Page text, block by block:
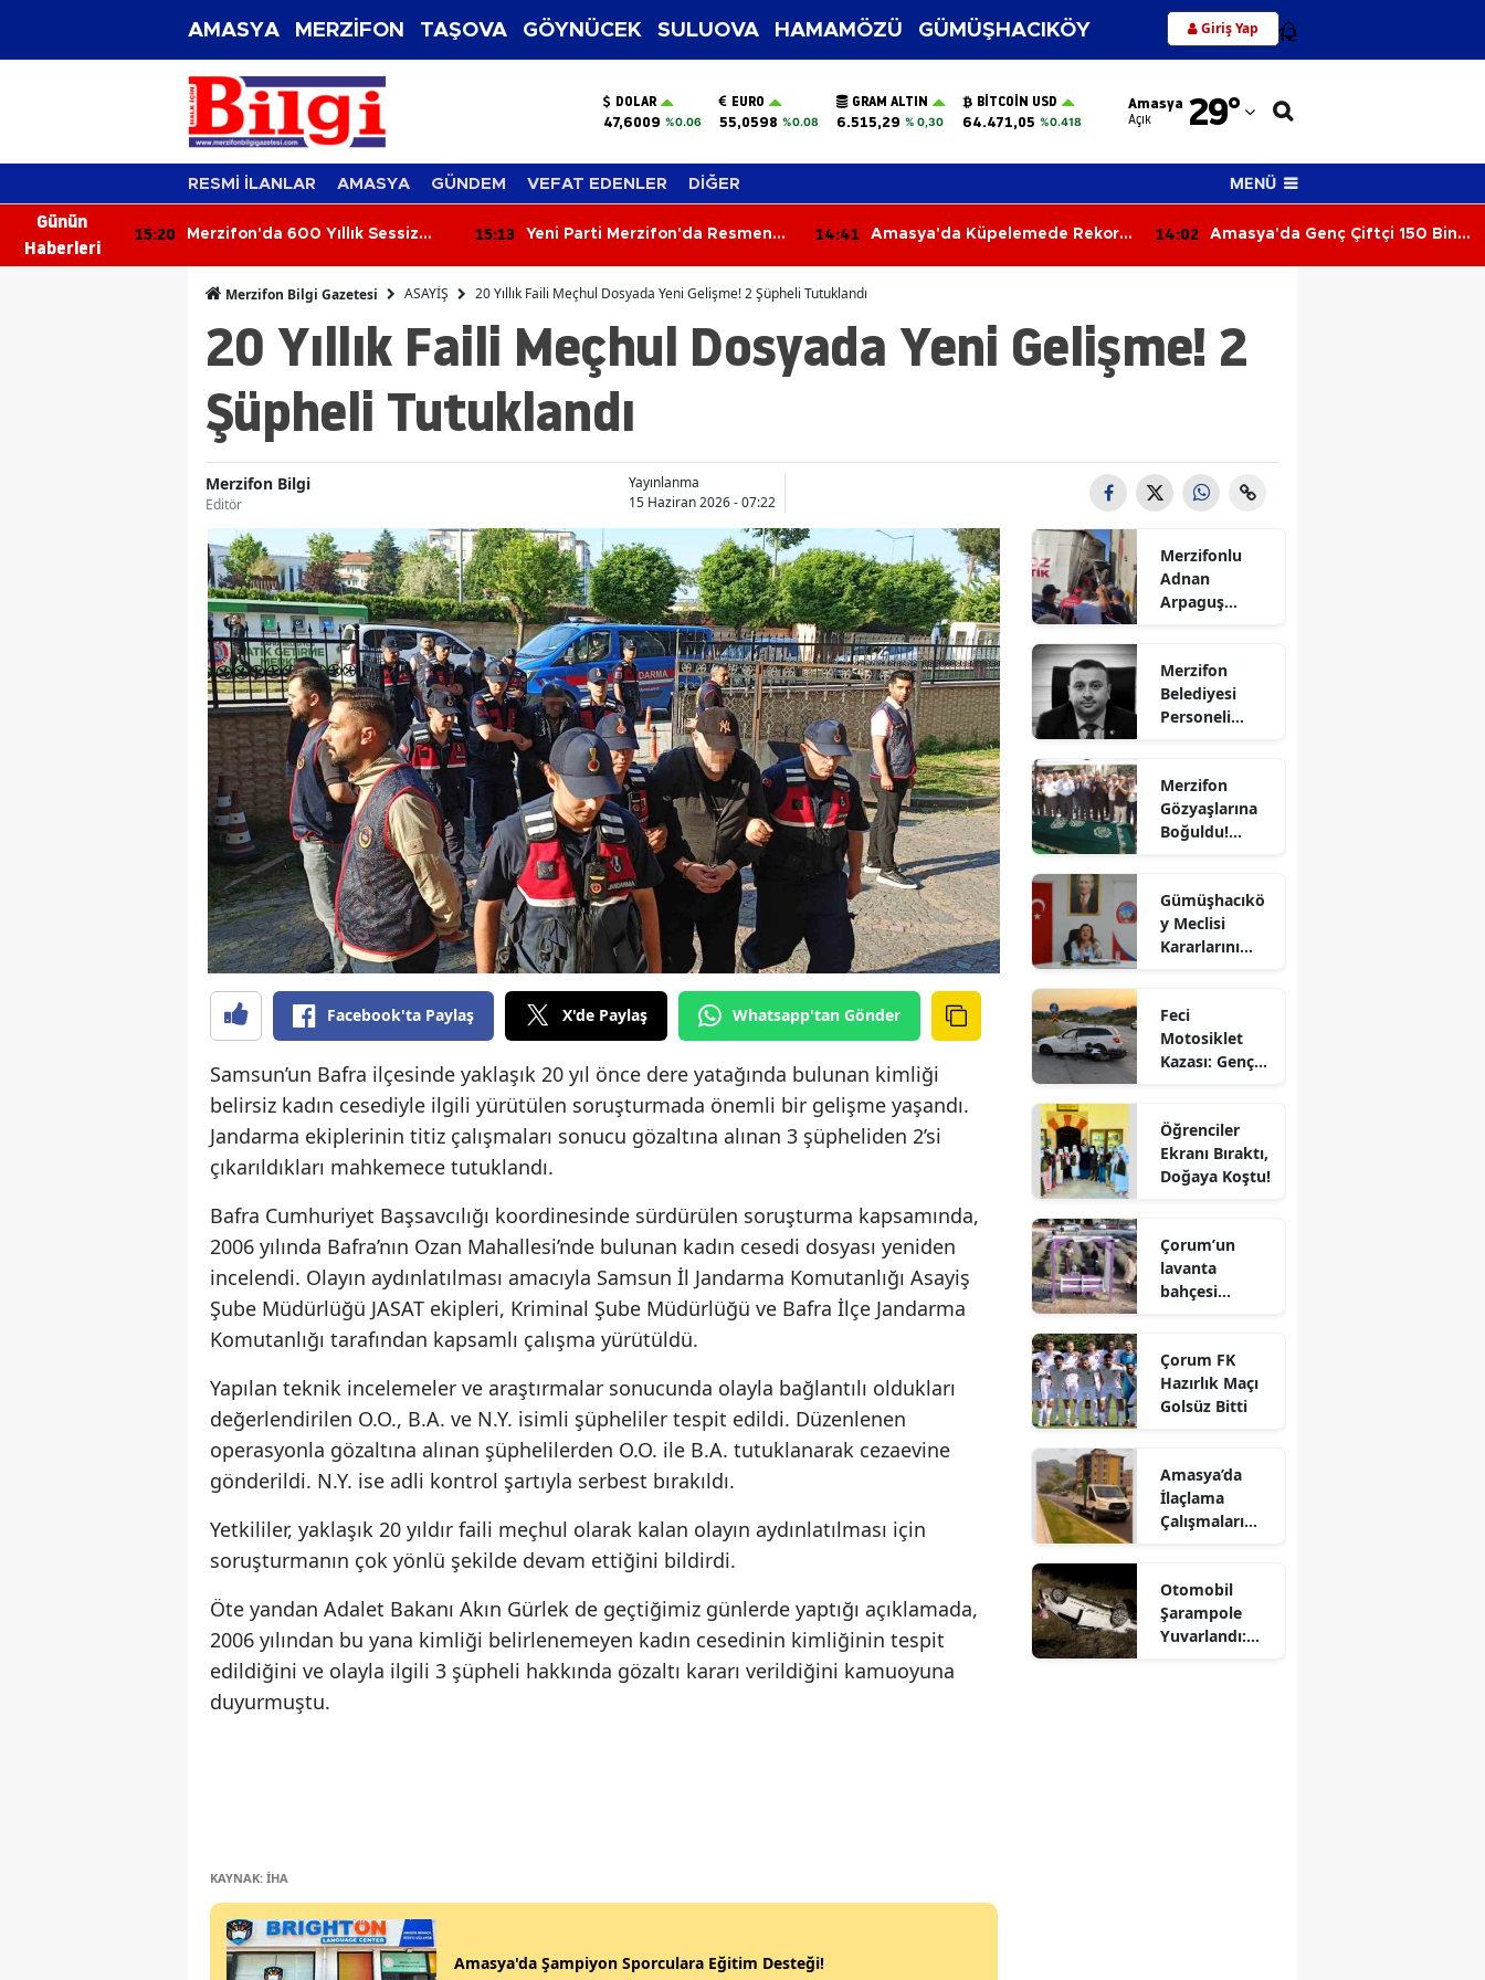
AMASYA MERZİFON TAŞOVA GÖYNÜCEK SULUOVA HAMAMÖZÜ GÜMÜŞHACIKÖY Giriş Yap 12
DOLAR
47,6009 %0.06
EURO
55,0598 %0.08
GRAM ALTIN
6.515,29 % 0,30
BITCOIN USD
64.471,05 %0.418
Amasya
Açık 29°
Adana
Adıyaman
Ağrı
Amasya
Antalya
Balıkesir
Bilecik
Bingöl
Bitlis
Burdur
Çanakkale
Çankırı
Denizli
Edirne
Elazığ
Erzurum
Gaziantep
Giresun
Hakkari
Isparta
Mersin
İzmir
RESMİ İLANLAR AMASYA GÜNDEM VEFAT EDENLER DİĞER MENÜ
Günün
Haberleri
Ziyaret
15:20
Merzifon'da 600 Yıllık Sessiz
15:13
Yeni Parti Merzifon'da Resmen
14:41
Amasya'da Küpelemede Rekor
14:02
Amasya'da Genç Çiftçi 150 Bin
Merzifon Bilgi Gazetesi ASAYİŞ 20 Yıllık Faili Meçhul Dosyada Yeni Gelişme! 2 Şüpheli Tutuklandı
20 Yıllık Faili Meçhul Dosyada Yeni Gelişme! 2
Şüpheli Tutuklandı
Merzifon Bilgi
Editör
Yayınlanma
15 Haziran 2026 - 07:22
Facebook'ta Paylaş X'de Paylaş Whatsapp'tan Gönder
Samsun’un Bafra ilçesinde yaklaşık 20 yıl önce dere yatağında bulunan kimliği
belirsiz kadın cesediyle ilgili yürütülen soruşturmada önemli bir gelişme yaşandı.
Jandarma ekiplerinin titiz çalışmaları sonucu gözaltına alınan 3 şüpheliden 2’si
çıkarıldıkları mahkemece tutuklandı.
Bafra Cumhuriyet Başsavcılığı koordinesinde sürdürülen soruşturma kapsamında,
2006 yılında Bafra’nın Ozan Mahallesi’nde bulunan kadın cesedi dosyası yeniden
incelendi. Olayın aydınlatılması amacıyla Samsun İl Jandarma Komutanlığı Asayiş
Şube Müdürlüğü JASAT ekipleri, Kriminal Şube Müdürlüğü ve Bafra İlçe Jandarma
Komutanlığı tarafından kapsamlı çalışma yürütüldü.
Yapılan teknik incelemeler ve araştırmalar sonucunda olayla bağlantılı oldukları
değerlendirilen O.O., B.A. ve N.Y. isimli şüpheliler tespit edildi. Düzenlenen
operasyonla gözaltına alınan şüphelilerden O.O. ile B.A. tutuklanarak cezaevine
gönderildi. N.Y. ise adli kontrol şartıyla serbest bırakıldı.
Yetkililer, yaklaşık 20 yıldır faili meçhul olarak kalan olayın aydınlatılması için
soruşturmanın çok yönlü şekilde devam ettiğini bildirdi.
Öte yandan Adalet Bakanı Akın Gürlek de geçtiğimiz günlerde yaptığı açıklamada,
2006 yılından bu yana kimliği belirlenemeyen kadın cesedinin kimliğinin tespit
edildiğini ve olayla ilgili 3 şüpheli hakkında gözaltı kararı verildiğini kamuoyuna
duyurmuştu.
KAYNAK: İHA
Amasya'da Şampiyon Sporculara Eğitim Desteği!
Merzifonlu
Adnan
Arpaguş
Hayatını
Kaybetti
Merzifon
Belediyesi
Personeli
Hayatını
Kaybetti
Merzifon
Gözyaşlarına
Boğuldu!
Son
Yolculuğuna
Uğurlandı
Gümüşhacıkö
y Meclisi
Kararlarını
Feci
Motosiklet
Kazası: Genç
Kaybetti
Öğrenciler
Ekranı Bıraktı,
Doğaya Koştu!
Çorum’un
lavanta
bahçesi
Çorum FK
Hazırlık Maçı
Golsüz Bitti
Amasya’da
İlaçlama
Çalışmaları
Otomobil
Şarampole
Yuvarlandı: